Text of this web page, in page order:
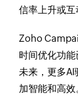
信率上升或互
Zoho
时间优化功能
未来，更多
加智能和高效